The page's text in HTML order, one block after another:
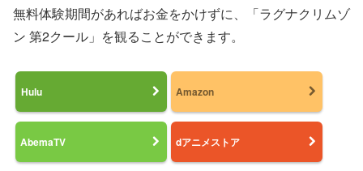
無料体験期間があればお金をかけずに、「ラグナクリムゾ
ン 第2クール」を観ることができます。
Hulu Amazon
AbemaTV dアニメストア